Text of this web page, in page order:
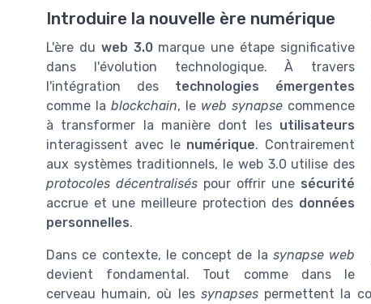
Introduire la nouvelle ère numérique
L'ère du web 3.0marque une étape significative
dans l'évolution technologique. À travers
l'intégration des technologies émergentes
comme la blockchain, le web synapse commence
à transformer la manière dont les utilisateurs
interagissent avec le numérique. Contrairement
aux systèmes traditionnels, le web 3.0 utilise des
protocoles décentralisés pour offrir une sécurité
accrue et une meilleure protection des données
personnelles.
Dans ce contexte, le concept de la synapse web
devient fondamental. Tout comme dans le
cerveau humain, où les synapsespermettent la